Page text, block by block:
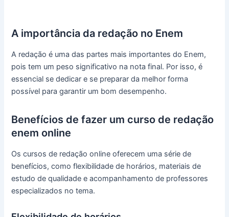
A importância da redação no Enem
A redação é uma das partes mais importantes do Enem,
pois tem um peso significativo na nota final. Por isso, é
essencial se dedicar e se preparar da melhor forma
possível para garantir um bom desempenho.
Benefícios de fazer um curso de redação
enem online
Os cursos de redação online oferecem uma série de
benefícios, como flexibilidade de horários, materiais de
estudo de qualidade e acompanhamento de professores
especializados no tema.